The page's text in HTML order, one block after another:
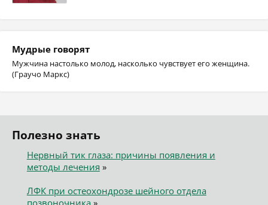
Мудрые говорят
Мужчина настолько молод, насколько чувствует его женщина.
(Граучо Маркс)
Полезно знать
Нервный тик глаза: причины появления и
методы лечения »
ЛФК при остеохондрозе шейного отдела
позвоночника»